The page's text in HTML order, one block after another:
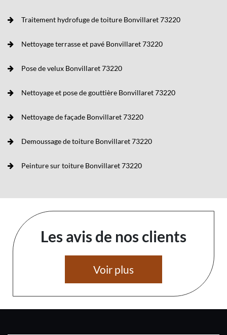
Traitement hydrofuge de toiture Bonvillaret 73220
Nettoyage terrasse et pavé Bonvillaret 73220
Pose de velux Bonvillaret 73220
Nettoyage et pose de gouttière Bonvillaret 73220
Nettoyage de façade Bonvillaret 73220
Demoussage de toiture Bonvillaret 73220
Peinture sur toiture Bonvillaret 73220
Les avis de nos clients
Voir plus